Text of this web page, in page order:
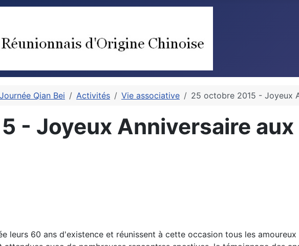
Journée Qian Bei Activités Vie associative 25 octobre 2015 - Joyeux
- Joyeux Anniversaire
leurs 60 ans d'existence et réunissent à cette occasion tous les